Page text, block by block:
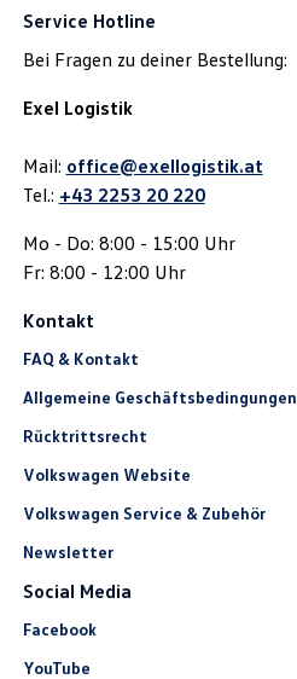
Service Hotline
Bei Fragen zu deiner Bestellung:
Exel Logistik
Mail: office@exellogistik.at
Tel.: +43 2253 20 220
Mo - Do: 8:00 - 15:00 Uhr
Fr: 8:00 - 12:00 Uhr
Kontakt
FAQ & Kontakt
Allgemeine Geschäftsbedingungen
Rücktrittsrecht
Volkswagen Website
Volkswagen Service & Zubehör
Newsletter
Social Media
Facebook
YouTube